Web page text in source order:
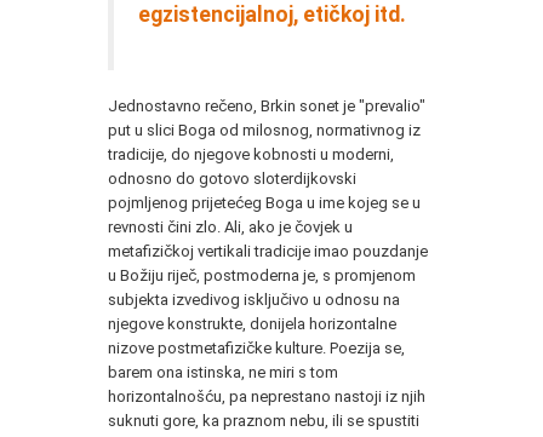
egzistencijalnoj, etičkoj itd.
Jednostavno rečeno, Brkin sonet je "prevalio"
put u slici Boga od milosnog, normativnog iz
tradicije, do njegove kobnosti u moderni,
odnosno do gotovo sloterdijkovski
pojmljenog prijetećeg Boga u ime kojeg se u
revnosti čini zlo. Ali, ako je čovjek u
metafizičkoj vertikali tradicije imao pouzdanje
u Božiju riječ, postmoderna je, s promjenom
subjekta izvedivog isključivo u odnosu na
njegove konstrukte, donijela horizontalne
nizove postmetafizičke kulture. Poezija se,
barem ona istinska, ne miri s tom
horizontalnošću, pa neprestano nastoji iz njih
suknuti gore, ka praznom nebu, ili se spustiti